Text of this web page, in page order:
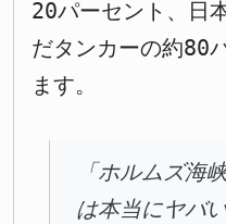
20パーセント、日
だタンカーの約80
ます。
「ホルムズ海
は本当にヤバ